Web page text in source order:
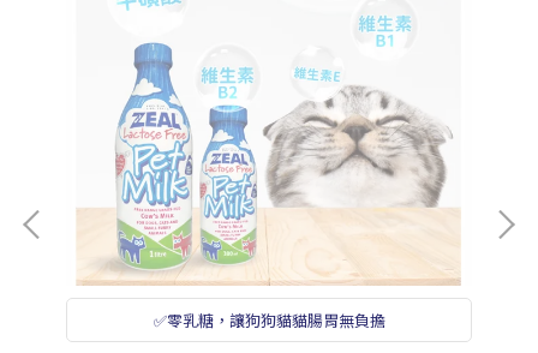
✅零乳糖，讓狗狗貓貓腸胃無負擔